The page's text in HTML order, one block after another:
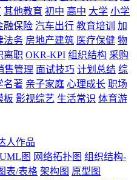
其他教育 初中 高中 大学 小学
融保险 汽车出行 教育培训
加
法务 房地产建筑 医疗保健 物
离职 OKR-KPI 组织结构 采购
售管理 面试技巧 计划总结 综
名著 亲子家庭 心理成长 职场
板 影视综艺 生活常识 体育游
人作品
UML图 网络拓扑图 组织结构-
表/表格 架构图 原型图